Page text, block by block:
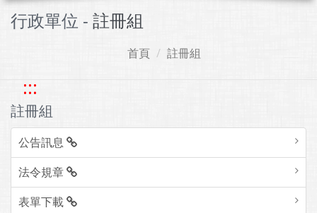
行政單位 - 註冊組
首頁 註冊組
:::
註冊組
公告訊息
法令規章
表單下載